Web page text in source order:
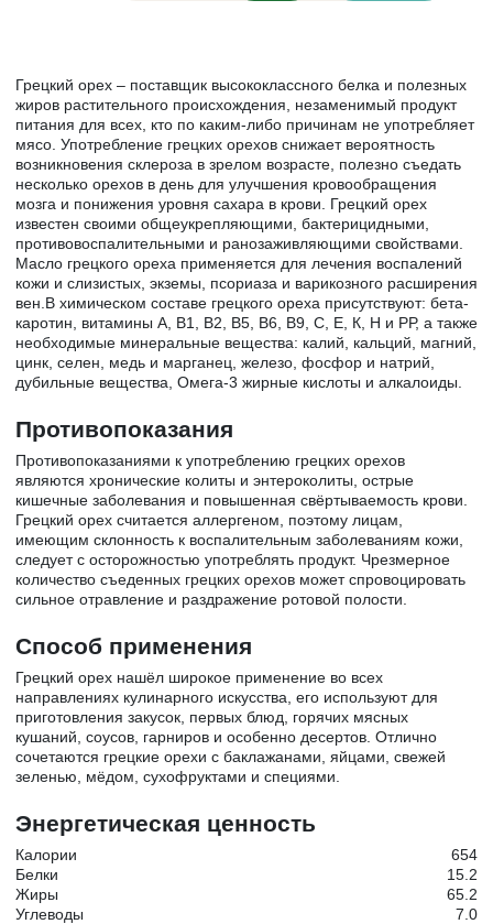
Грецкий орех – поставщик высококлассного белка и полезных
жиров растительного происхождения, незаменимый продукт
питания для всех, кто по каким-либо причинам не употребляет
мясо. Употребление грецких орехов снижает вероятность
возникновения склероза в зрелом возрасте, полезно съедать
несколько орехов в день для улучшения кровообращения
мозга и понижения уровня сахара в крови. Грецкий орех
известен своими общеукрепляющими, бактерицидными,
противовоспалительными и ранозаживляющими свойствами.
Масло грецкого ореха применяется для лечения воспалений
кожи и слизистых, экземы, псориаза и варикозного расширения
вен.В химическом составе грецкого ореха присутствуют: бета-
каротин, витамины А, В1, В2, В5, В6, В9, С, Е, К, Н и РР, а также
необходимые минеральные вещества: калий, кальций, магний,
цинк, селен, медь и марганец, железо, фосфор и натрий,
дубильные вещества, Омега-3 жирные кислоты и алкалоиды.
Противопоказания
Противопоказаниями к употреблению грецких орехов
являются хронические колиты и энтероколиты, острые
кишечные заболевания и повышенная свёртываемость крови.
Грецкий орех считается аллергеном, поэтому лицам,
имеющим склонность к воспалительным заболеваниям кожи,
следует с осторожностью употреблять продукт. Чрезмерное
количество съеденных грецких орехов может спровоцировать
сильное отравление и раздражение ротовой полости.
Способ применения
Грецкий орех нашёл широкое применение во всех
направлениях кулинарного искусства, его используют для
приготовления закусок, первых блюд, горячих мясных
кушаний, соусов, гарниров и особенно десертов. Отлично
сочетаются грецкие орехи с баклажанами, яйцами, свежей
зеленью, мёдом, сухофруктами и специями.
Энергетическая ценность
Калории
654
Белки
15.2
Жиры
65.2
Углеводы
7.0